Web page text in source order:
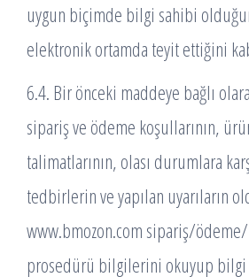
uygun biçimde bilgi sahibi
elektronik ortamda teyit ettiğini
6.4. Bir önceki maddeye bağlı
sipariş ve ödeme koşullarının,
talimatlarının, olası durumlara
tedbirlerin ve yapılan uyarıların
www.bmozon.com sipariş/
prosedürü bilgilerini okuyup